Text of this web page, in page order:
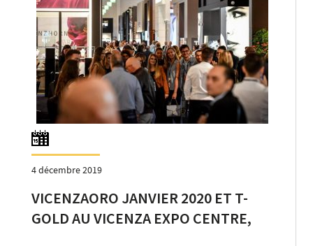
4 décembre 2019
VICENZAORO JANVIER 2020 ET T-
GOLD AU VICENZA EXPO CENTRE,